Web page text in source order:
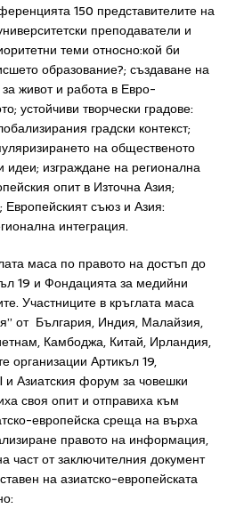
150 представителите на
преподаватели и
теми относно:кой би
образование?; създаване на
живот и работа в Евро-
устойчиви творчески градове:
градски контекст;
на общественото
идеи; изграждане на регионална
опит в Източна Азия;
съюз и Азия:
интеграция.
маса по правото на достъп до
19 и Фондацията за медийни
Участниците в кръглата маса
от България, Индия, Малайзия,
Камбоджа, Китай, Ирландия,
организации Артикъл 19,
Азиатския форум за човешки
своя опит и отправиха към
европейска среща на върха
правото на информация,
част от заключителния документ
на азиатско-европейската